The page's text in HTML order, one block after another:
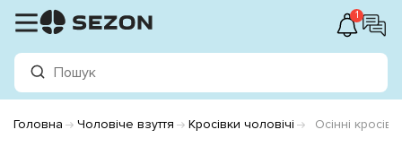
1
Головна Чоловіче взуття Кросівки чоловічі Осінні